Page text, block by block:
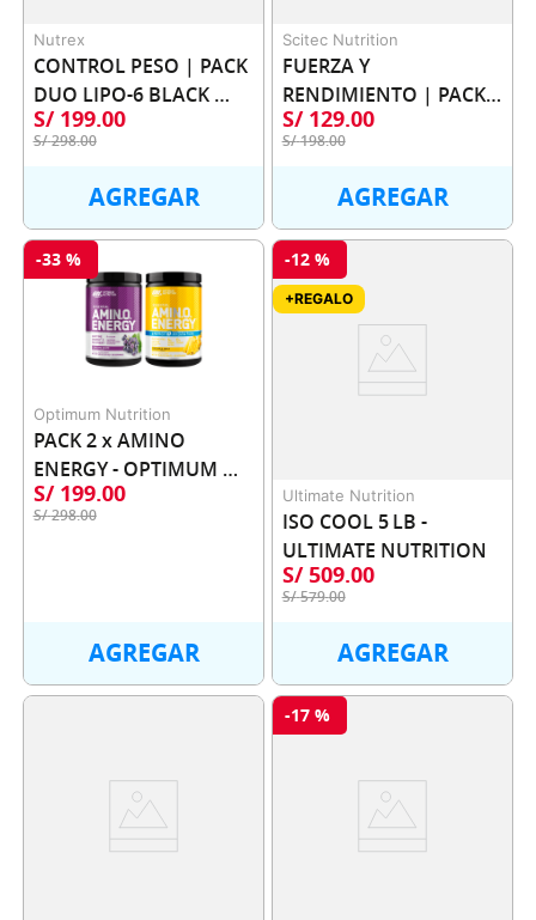
Nutrex
CONTROL PESO | PACK
DUO LIPO-6 BLACK
ULTRA CONCENTRATE
60 CAPS
S/ 199.00
S/298.00
AGREGAR
Scitec Nutrition
FUERZA Y
RENDIMIENTO | PACK
DUO CREATINA 300G
SCITEC
S/ 129.00
S/198.00
AGREGAR
-33 %
Optimum Nutrition
PACK 2 x AMINO
ENERGY - OPTIMUM
NUTRITION
S/ 199.00
S/298.00
AGREGAR
-12 %
+REGALO
Ultimate Nutrition
ISO COOL 5 LB -
ULTIMATE NUTRITION
S/ 509.00
S/579.00
AGREGAR
-17 %